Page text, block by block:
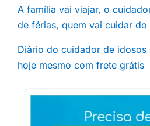
A família vai viajar, o
de férias, quem vai cuidar do
Diário do cuidador de
hoje mesmo com frete grátis